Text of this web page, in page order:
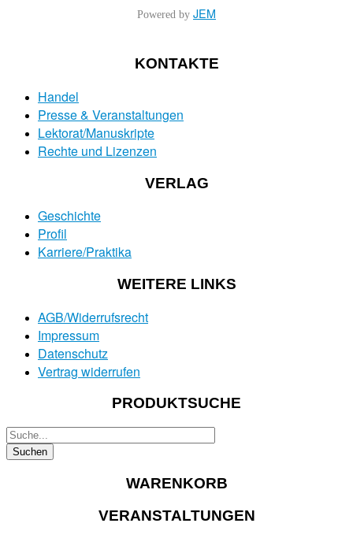
Powered by JEM
KONTAKTE
Handel
Presse & Veranstaltungen
Lektorat/Manuskripte
Rechte und Lizenzen
VERLAG
Geschichte
Profil
Karriere/Praktika
WEITERE LINKS
AGB/Widerrufsrecht
Impressum
Datenschutz
Vertrag widerrufen
PRODUKTSUCHE
WARENKORB
VERANSTALTUNGEN